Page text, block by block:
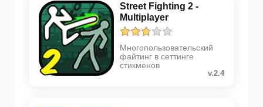
Street Fighting 2 -
Multiplayer
Многопользовательский
файтинг в сеттинге
стикменов
v.2.4